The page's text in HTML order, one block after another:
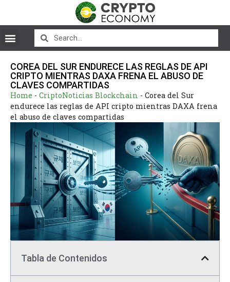
COREA DEL SUR ENDURECE LAS REGLAS DE API
CRIPTO MIENTRAS DAXA FRENA EL ABUSO DE
CLAVES COMPARTIDAS
Home - CriptoNoticias Blockchain - Corea del Sur
endurece las reglas de API cripto mientras DAXA frena
el abuso de claves compartidas
Tabla de Contenidos